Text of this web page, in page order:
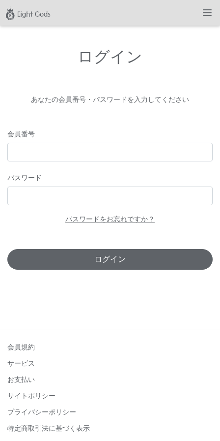
ログイン
あなたの会員番号・パスワードを入力してください
会員番号
パスワード
パスワードをお忘れですか？
ログイン
会員規約
サービス
お支払い
サイトポリシー
プライバシーポリシー
特定商取引法に基づく表示